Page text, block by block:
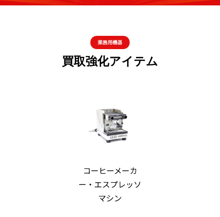
業務用機器
買取強化アイテム
コーヒーメーカ
ー・エスプレッソ
マシン